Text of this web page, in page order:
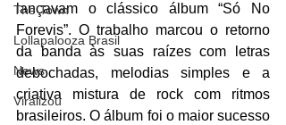
The Town
Lollapalooza Brasil
News
Viralizou
lançavam o clássico álbum “Só No
Forevis”. O trabalho marcou o retorno
da banda às suas raízes com letras
debochadas, melodias simples e a
criativa mistura de rock com ritmos
brasileiros. O álbum foi o maior sucesso